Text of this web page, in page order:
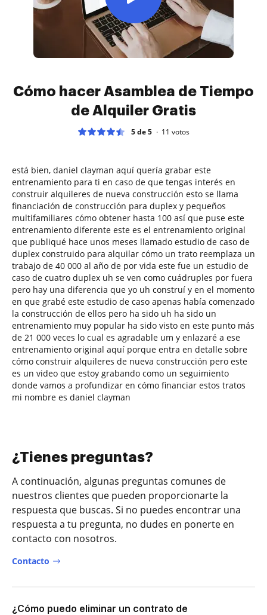
Cómo hacer Asamblea de Tiempo
de Alquiler Gratis
5 de 5 11 votos
está bien, daniel clayman aquí quería grabar este
entrenamiento para ti en caso de que tengas interés en
construir alquileres de nueva construcción esto se llama
financiación de construcción para duplex y pequeños
multifamiliares cómo obtener hasta 100 así que puse este
entrenamiento diferente este es el entrenamiento original
que publiqué hace unos meses llamado estudio de caso de
duplex construido para alquilar cómo un trato reemplaza un
trabajo de 40 000 al año de por vida este fue un estudio de
caso de cuatro duplex uh se ven como cuádruples por fuera
pero hay una diferencia que yo uh construí y en el momento
en que grabé este estudio de caso apenas había comenzado
la construcción de ellos pero ha sido uh ha sido un
entrenamiento muy popular ha sido visto en este punto más
de 21 000 veces lo cual es agradable um y enlazaré a ese
entrenamiento original aquí porque entra en detalle sobre
cómo construir alquileres de nueva construcción pero este
es un video que estoy grabando como un seguimiento
donde vamos a profundizar en cómo financiar estos tratos
mi nombre es daniel clayman
¿Tienes preguntas?
A continuación, algunas preguntas comunes de
nuestros clientes que pueden proporcionarte la
respuesta que buscas. Si no puedes encontrar una
respuesta a tu pregunta, no dudes en ponerte en
contacto con nosotros.
Contacto
¿Cómo puedo eliminar un contrato de